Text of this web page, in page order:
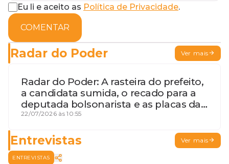
Eu li e aceito as Política de Privacidade.
COMENTAR
Radar do Poder Ver mais
Radar do Poder: A rasteira do prefeito,
a candidata sumida, o recado para a
deputada bolsonarista e as placas da
discórdia
22/07/2026 às 10:55
Entrevistas Ver mais
ENTREVISTAS